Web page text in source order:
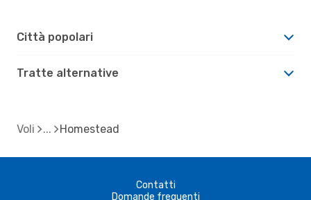
Città popolari
Tratte alternative
Voli Homestead
Contatti
Domande frequenti